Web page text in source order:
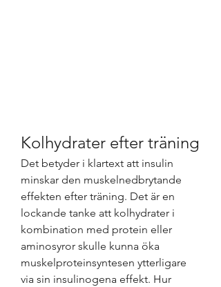
Kolhydrater efter träning
Det betyder i klartext att insulin
minskar den muskelnedbrytande
effekten efter träning. Det är en
lockande tanke att kolhydrater i
kombination med protein eller
aminosyror skulle kunna öka
muskelproteinsyntesen ytterligare
via sin insulinogena effekt. Hur